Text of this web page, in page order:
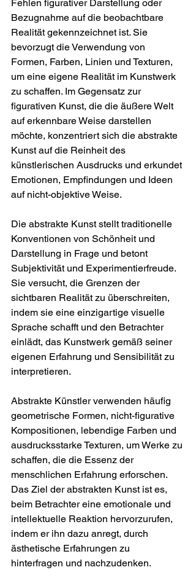
Fehlen figurativer Darstellung oder
Bezugnahme auf die beobachtbare
Realität gekennzeichnet ist. Sie
bevorzugt die Verwendung von
Formen, Farben, Linien und Texturen,
um eine eigene Realität im Kunstwerk
zu schaffen. Im Gegensatz zur
figurativen Kunst, die die äußere Welt
auf erkennbare Weise darstellen
möchte, konzentriert sich die abstrakte
Kunst auf die Reinheit des
künstlerischen Ausdrucks und erkundet
Emotionen, Empfindungen und Ideen
auf nicht-objektive Weise.
Die abstrakte Kunst stellt traditionelle
Konventionen von Schönheit und
Darstellung in Frage und betont
Subjektivität und Experimentierfreude.
Sie versucht, die Grenzen der
sichtbaren Realität zu überschreiten,
indem sie eine einzigartige visuelle
Sprache schafft und den Betrachter
einlädt, das Kunstwerk gemäß seiner
eigenen Erfahrung und Sensibilität zu
interpretieren.
Abstrakte Künstler verwenden häufig
geometrische Formen, nicht-figurative
Kompositionen, lebendige Farben und
ausdrucksstarke Texturen, um Werke zu
schaffen, die die Essenz der
menschlichen Erfahrung erforschen.
Das Ziel der abstrakten Kunst ist es,
beim Betrachter eine emotionale und
intellektuelle Reaktion hervorzurufen,
indem er ihn dazu anregt, durch
ästhetische Erfahrungen zu
hinterfragen und nachzudenken.